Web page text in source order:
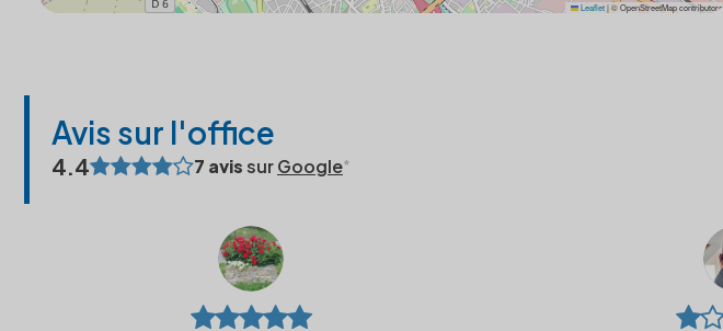
Leaflet |© OpenStreetMap contributors
Avis sur l'office
4.4 7 avissurGoogle